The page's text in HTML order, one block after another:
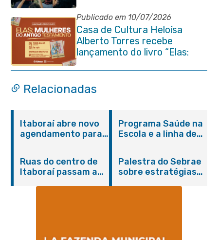
Manuel de Macedo
Publicado em 10/07/2026
Casa de Cultura Heloísa
Alberto Torres recebe
lançamento do livro “Elas:
Mulheres do Antigo
Testamento”
Relacionadas
Itaboraí abre novo
agendamento para
Programa Saúde na
Escola e a linha de
promovem
conscientização
sobre hanseníase
Ruas do centro de
Itaboraí passam a
Palestra do Sebrae
sobre estratégias